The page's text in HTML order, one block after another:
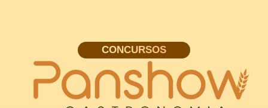
CONCURSOS